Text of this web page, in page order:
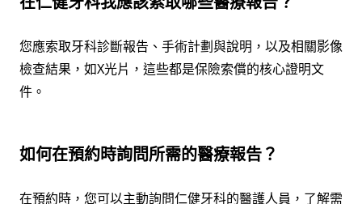
您應索取牙科診斷報告、手術計劃與說明，以及相關影像
檢查結果，如X光片，這些都是保險索償的核心證明文
件。
如何在預約時詢問所需的醫療報告？
在預約時，您可以主動詢問仁健牙科的醫護人員，了解需